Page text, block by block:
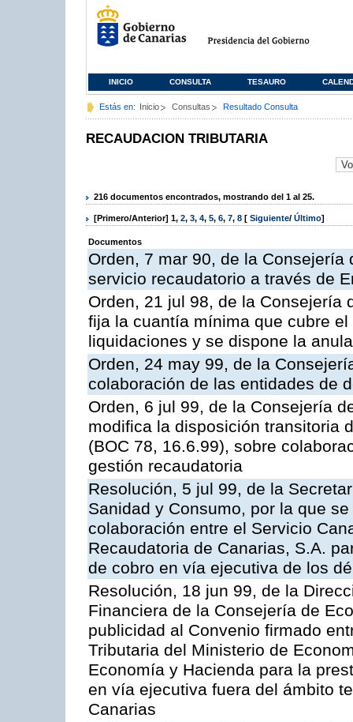
INICIO CONSULTA TESAURO
Estás en: Inicio Consultas Resultado Consulta
RECAUDACION TRIBUTARIA
216 documentos encontrados, mostrando del 1 al 25.
[Primero/Anterior] 1, 2, 3, 4, 5, 6, 7, 8 [ Siguiente/ Último]
Documentos
Orden, 7 mar 90, de la
servicio recaudatorio a través de
Orden, 21 jul 98, de la Consejería
fija la cuantía mínima que cubre
liquidaciones y se dispone la
Orden, 24 may 99, de la
colaboración de las entidades de
Orden, 6 jul 99, de la Consejería
modifica la disposición transitoria
(BOC 78, 16.6.99), sobre
gestión recaudatoria
Resolución, 5 jul 99, de la
Sanidad y Consumo, por la que
colaboración entre el Servicio
Recaudatoria de Canarias, S.A.
de cobro en vía ejecutiva de los
Resolución, 18 jun 99, de la
Financiera de la Consejería de
publicidad al Convenio firmado
Tributaria del Ministerio de
Economía y Hacienda para la
en vía ejecutiva fuera del ámbito
Canarias